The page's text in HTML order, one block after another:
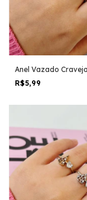
Anel Vazado
R$5,99